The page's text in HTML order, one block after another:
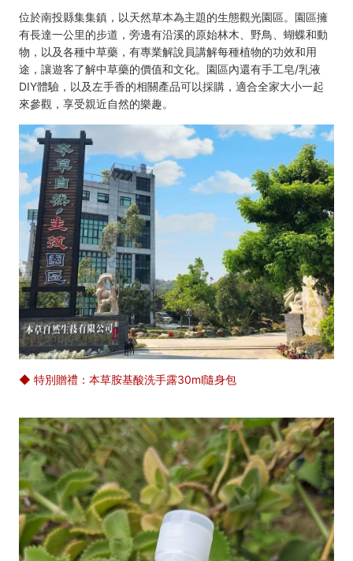
位於南投縣集集鎮，以天然草本為主題的生態觀光園區。園區擁
有長達一公里的步道，旁邊有沿溪的原始林木、野鳥、蝴蝶和動
物，以及各種中草藥，有專業解說員講解每種植物的功效和用
途，讓遊客了解中草藥的價值和文化。園區內還有手工皂/乳液
DIY體驗，以及左手香的相關產品可以採購，適合全家大小一起
來參觀，享受親近自然的樂趣。
◆ 特別贈禮：本草胺基酸洗手露30ml隨身包